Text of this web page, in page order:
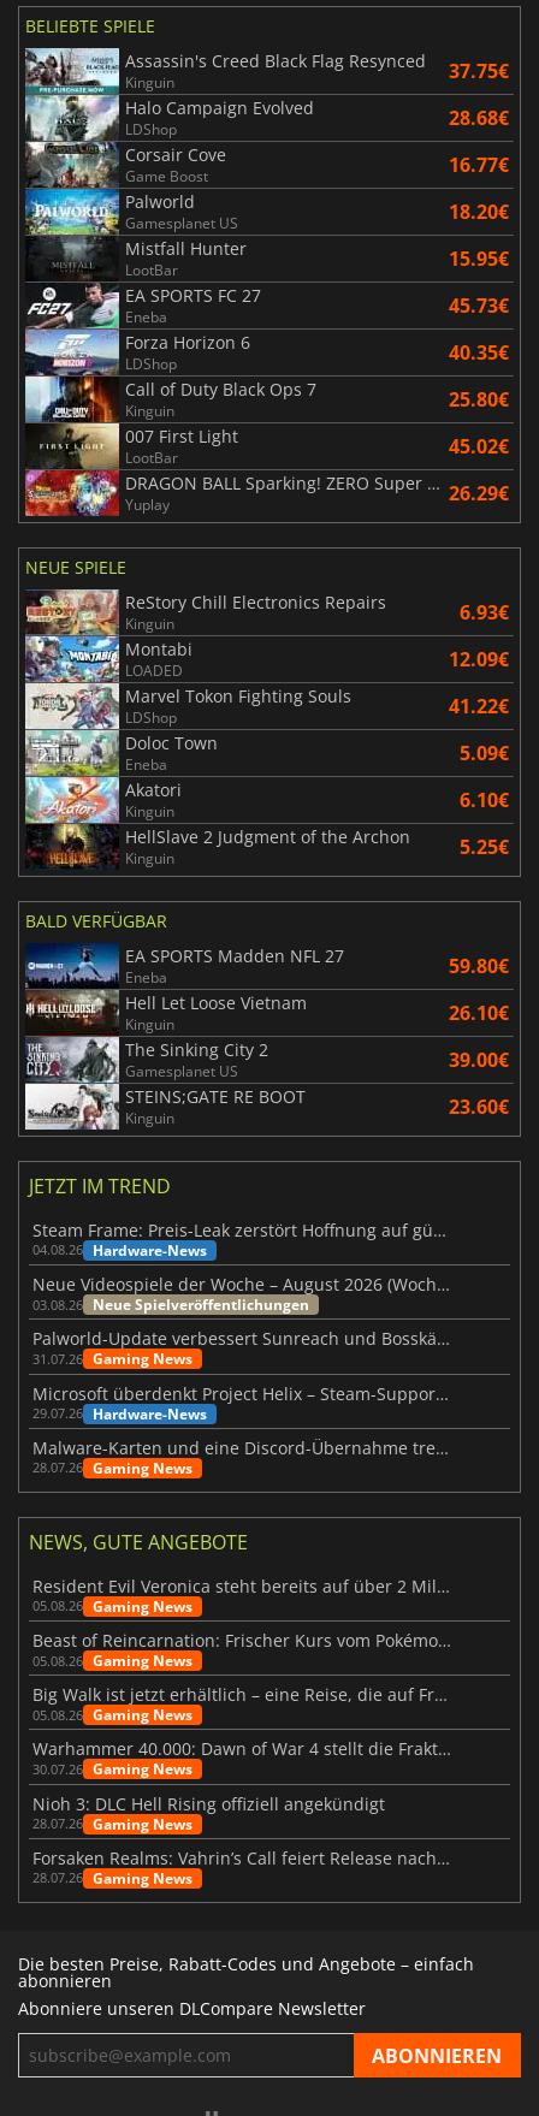
BELIEBTE SPIELE
Assassin's Creed Black Flag Resynced
Kinguin 37.75€
Halo Campaign Evolved
LDShop 28.68€
Corsair Cove
Game Boost 16.77€
Palworld
Gamesplanet US 18.20€
Mistfall Hunter
LootBar 15.95€
EA SPORTS FC 27
Eneba 45.73€
Forza Horizon 6
LDShop 40.35€
Call of Duty Black Ops 7
Kinguin 25.80€
007 First Light
LootBar 45.02€
DRAGON BALL Sparking! ZERO Super Limit Breaking NEO
Yuplay 26.29€
NEUE SPIELE
ReStory Chill Electronics Repairs
Kinguin 6.93€
Montabi
LOADED 12.09€
Marvel Tokon Fighting Souls
LDShop 41.22€
Doloc Town
Eneba 5.09€
Akatori
Kinguin 6.10€
HellSlave 2 Judgment of the Archon
Kinguin 5.25€
BALD VERFÜGBAR
EA SPORTS Madden NFL 27
Eneba 59.80€
Hell Let Loose Vietnam
Kinguin 26.10€
The Sinking City 2
Gamesplanet US 39.00€
STEINS;GATE RE BOOT
Kinguin 23.60€
JETZT IM TREND
Steam Frame: Preis-Leak zerstört Hoffnung auf günstiges VR-Headset
04.08.26 Hardware-News
Neue Videospiele der Woche – August 2026 (Woche 32)
03.08.26 Neue Spielveröffentlichungen
Palworld-Update verbessert Sunreach und Bosskämpfe deutlich
31.07.26 Gaming News
Microsoft überdenkt Project Helix – Steam-Support gefährdet
29.07.26 Hardware-News
Malware-Karten und eine Discord-Übernahme treffen Meccha Chameleon
28.07.26 Gaming News
NEWS, GUTE ANGEBOTE
Resident Evil Veronica steht bereits auf über 2 Millionen Wunschlisten
05.08.26 Gaming News
Beast of Reincarnation: Frischer Kurs vom Pokémon-Studio
05.08.26 Gaming News
Big Walk ist jetzt erhältlich – eine Reise, die auf Freundschaft basiert
05.08.26 Gaming News
Warhammer 40.000: Dawn of War 4 stellt die Fraktion der Necrons vor
30.07.26 Gaming News
Nioh 3: DLC Hell Rising offiziell angekündigt
28.07.26 Gaming News
Forsaken Realms: Vahrin’s Call feiert Release nach 10 Jahren
28.07.26 Gaming News
Die besten Preise, Rabatt-Codes und Angebote – einfach
abonnieren
Abonniere unseren DLCompare Newsletter